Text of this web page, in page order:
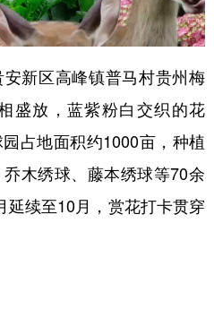
日本語 한국어
新区高峰镇普马村贵州梅
盛放，蓝紫粉白交织的花
占地面积约1000亩，种植
木绣球、藤本绣球等70余
延续至10月，赏花打卡贯穿